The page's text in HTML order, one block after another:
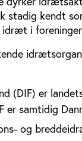
stadig kendt
i
(DIF) er
er samtidig
og